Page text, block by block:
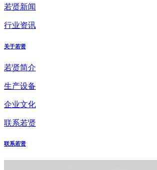
若贤新闻
行业资讯
关于若贤
若贤简介
生产设备
企业文化
联系若贤
联系若贤